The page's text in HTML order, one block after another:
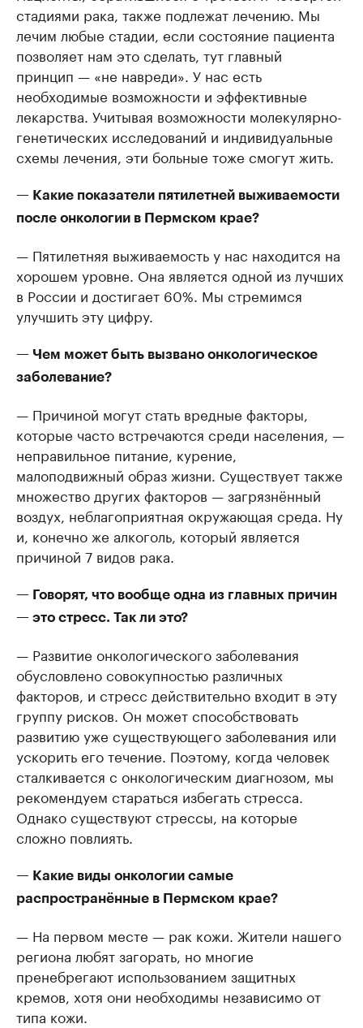
Крупные организации в
нефтегазовой промышленности
Найдите и проверьте данные в каталоге Посмотрите
стадиями рака, также подлежат лечению. Мы
лечим любые стадии, если состояние пациента
позволяет нам это сделать, тут главный
принцип — «не навреди». У нас есть
необходимые возможности и эффективные
лекарства. Учитывая возможности молекулярно-
генетических исследований и индивидуальные
схемы лечения, эти больные тоже смогут жить.
— Какие показатели пятилетней выживаемости
после онкологии в Пермском крае?
— Пятилетняя выживаемость у нас находится на
хорошем уровне. Она является одной из лучших
в России и достигает 60%. Мы стремимся
улучшить эту цифру.
— Чем может быть вызвано онкологическое
заболевание?
— Причиной могут стать вредные факторы,
которые часто встречаются среди населения, —
неправильное питание, курение,
малоподвижный образ жизни. Существует также
множество других факторов — загрязнённый
воздух, неблагоприятная окружающая среда. Ну
и, конечно же алкоголь, который является
причиной 7 видов рака.
— Говорят, что вообще одна из главных причин
— это стресс. Так ли это?
— Развитие онкологического заболевания
обусловлено совокупностью различных
факторов, и стресс действительно входит в эту
группу рисков. Он может способствовать
развитию уже существующего заболевания или
ускорить его течение. Поэтому, когда человек
сталкивается с онкологическим диагнозом, мы
рекомендуем стараться избегать стресса.
Однако существуют стрессы, на которые
сложно повлиять.
— Какие виды онкологии самые
распространённые в Пермском крае?
— На первом месте — рак кожи. Жители нашего
региона любят загорать, но многие
пренебрегают использованием защитных
кремов, хотя они необходимы независимо от
типа кожи.